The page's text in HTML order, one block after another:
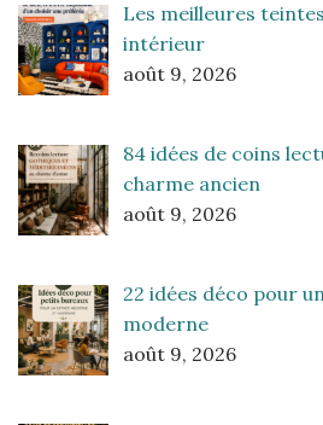
Les meilleures
intérieur
août 9, 2026
84 idées de coins
charme ancien
août 9, 2026
22 idées déco pour
moderne
août 9, 2026